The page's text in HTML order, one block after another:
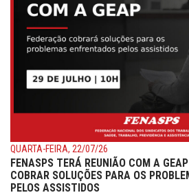
QUARTA-FEIRA, 22/07/26
FENASPS TERÁ REUNIÃO COM A
COBRAR SOLUÇÕES PARA OS
PELOS ASSISTIDOS